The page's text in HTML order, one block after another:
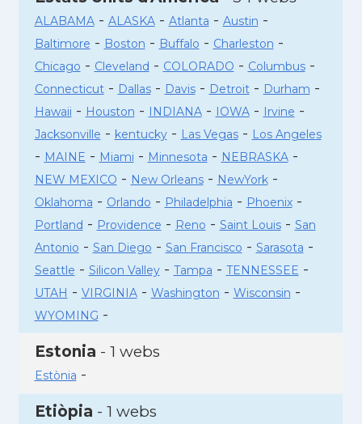
ALABAMA- ALASKA- Atlanta - Austin -
Baltimore - Boston - Buffalo - Charleston -
Chicago - Cleveland - COLORADO - Columbus-
Connecticut- Dallas- Davis- Detroit- Durham -
Hawaii - Houston - INDIANA- IOWA- Irvine -
Jacksonville - kentucky- Las Vegas- Los Angeles
- MAINE - Miami - Minnesota - NEBRASKA-
NEW MEXICO - New Orleans- NewYork-
Oklahoma - Orlando - Philadelphia - Phoenix-
Portland - Providence - Reno - Saint Louis- San
Antonio - San Diego - San Francisco - Sarasota -
Seattle - Silicon Valley- Tampa - TENNESSEE -
UTAH - VIRGINIA- Washington - Wisconsin -
WYOMING -
Estonia - 1 webs
Estònia -
Etiòpia - 1 webs